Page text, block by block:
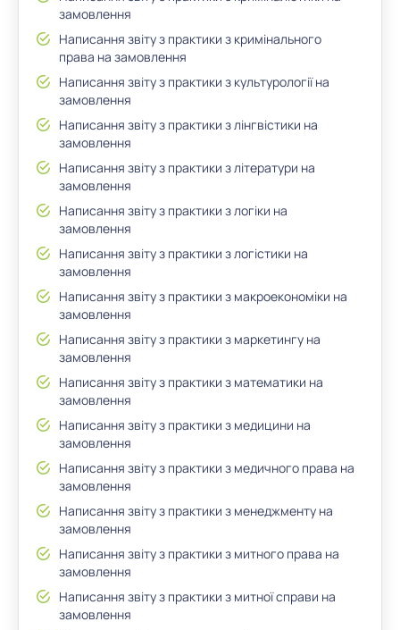
замовлення
Написання звіту з практики з кримінального
права на замовлення
Написання звіту з практики з культурології на
замовлення
Написання звіту з практики з лінгвістики на
замовлення
Написання звіту з практики з літератури на
замовлення
Написання звіту з практики з логіки на
замовлення
Написання звіту з практики з логістики на
замовлення
Написання звіту з практики з макроекономіки на
замовлення
Написання звіту з практики з маркетингу на
замовлення
Написання звіту з практики з математики на
замовлення
Написання звіту з практики з медицини на
замовлення
Написання звіту з практики з медичного права на
замовлення
Написання звіту з практики з менеджменту на
замовлення
Написання звіту з практики з митного права на
замовлення
Написання звіту з практики з митної справи на
замовлення